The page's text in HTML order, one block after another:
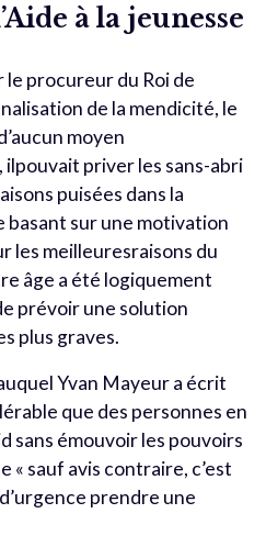
à la jeunesse
procureur du Roi de
de la mendicité, le
moyen
priver les sans-abri
puisées dans la
basant sur une motivation
les meilleuresraisons du
âge a été logiquement
prévoir une solution
plus graves.
Yvan Mayeur a écrit
que des personnes en
sans émouvoir les pouvoirs
« sauf avis contraire, c’est
prendre une